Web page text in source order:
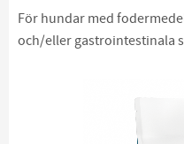
För hundar med
och/eller gastrointestinala